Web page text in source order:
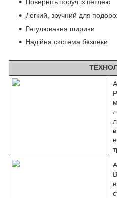
Поверніть поруч із петлею
Легкий, зручний для
Регулювання ширини
Надійна система безпеки